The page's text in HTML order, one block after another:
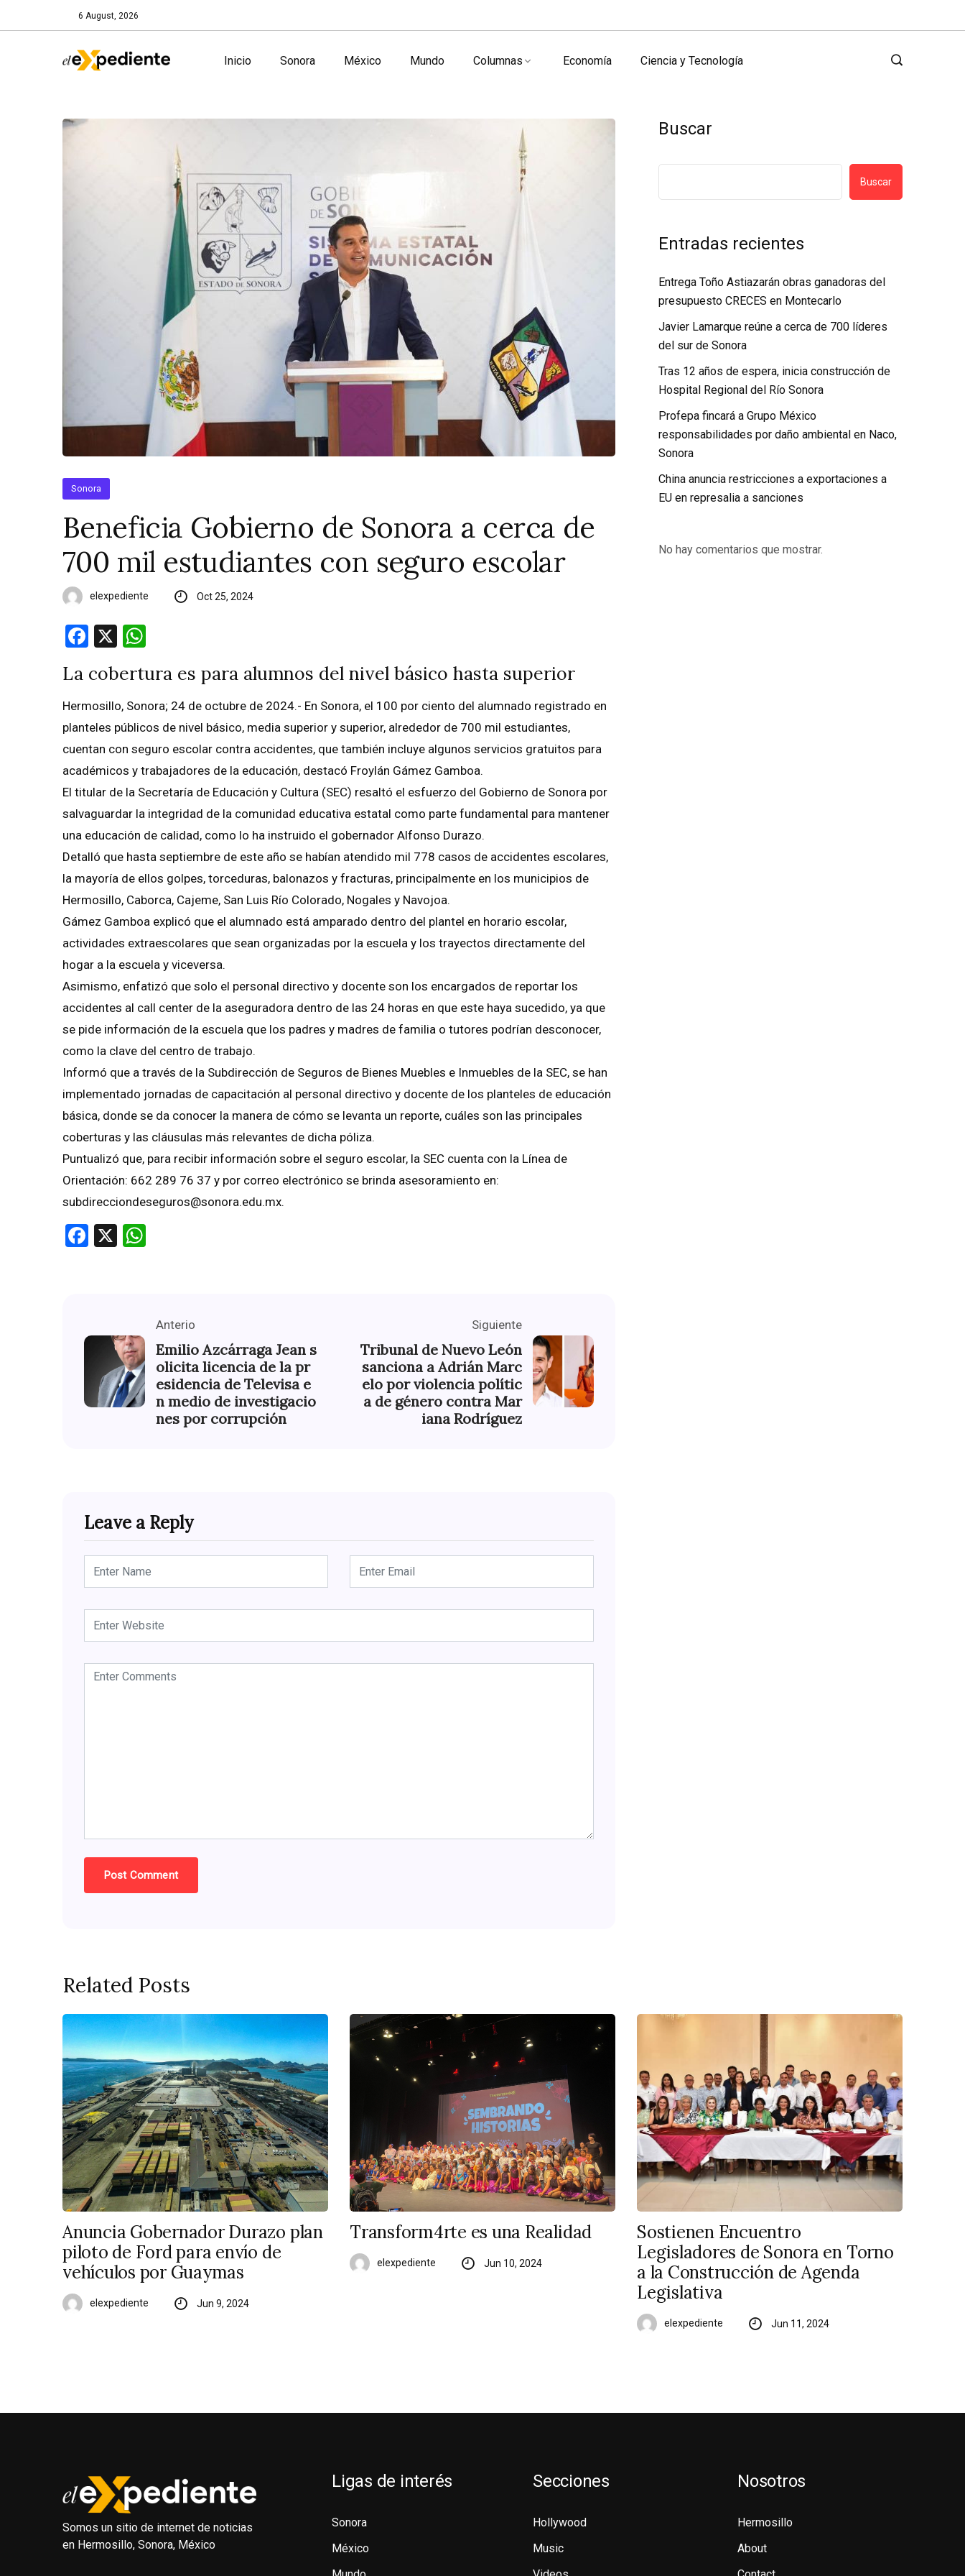
6 August, 2026
Inicio Sonora México Mundo Columnas Economía Ciencia y Tecnología
Sonora
Beneficia Gobierno de Sonora a cerca de
700 mil estudiantes con seguro escolar
elexpediente Oct 25, 2024
Facebook
X
La cobertura es para alumnos del nivel básico hasta superior
Hermosillo, Sonora; 24 de octubre de 2024.- En Sonora, el 100 por ciento del alumnado registrado en
planteles públicos de nivel básico, media superior y superior, alrededor de 700 mil estudiantes,
cuentan con seguro escolar contra accidentes, que también incluye algunos servicios gratuitos para
académicos y trabajadores de la educación, destacó Froylán Gámez Gamboa.
El titular de la Secretaría de Educación y Cultura (SEC) resaltó el esfuerzo del Gobierno de Sonora por
salvaguardar la integridad de la comunidad educativa estatal como parte fundamental para mantener
una educación de calidad, como lo ha instruido el gobernador Alfonso Durazo.
Detalló que hasta septiembre de este año se habían atendido mil 778 casos de accidentes escolares,
la mayoría de ellos golpes, torceduras, balonazos y fracturas, principalmente en los municipios de
Hermosillo, Caborca, Cajeme, San Luis Río Colorado, Nogales y Navojoa.
Gámez Gamboa explicó que el alumnado está amparado dentro del plantel en horario escolar,
actividades extraescolares que sean organizadas por la escuela y los trayectos directamente del
hogar a la escuela y viceversa.
Asimismo, enfatizó que solo el personal directivo y docente son los encargados de reportar los
accidentes al call center de la aseguradora dentro de las 24 horas en que este haya sucedido, ya que
se pide información de la escuela que los padres y madres de familia o tutores podrían desconocer,
como la clave del centro de trabajo.
Informó que a través de la Subdirección de Seguros de Bienes Muebles e Inmuebles de la SEC, se han
implementado jornadas de capacitación al personal directivo y docente de los planteles de educación
básica, donde se da conocer la manera de cómo se levanta un reporte, cuáles son las principales
coberturas y las cláusulas más relevantes de dicha póliza.
Puntualizó que, para recibir información sobre el seguro escolar, la SEC cuenta con la Línea de
Orientación: 662 289 76 37 y por correo electrónico se brinda asesoramiento en:
subdirecciondeseguros@sonora.edu.mx.
Facebook
X
Anterio
Emilio Azcárraga Jean s
olicita licencia de la pr
esidencia de Televisa e
n medio de investigacio
nes por corrupción
Siguiente
Tribunal de Nuevo León
sanciona a Adrián Marc
elo por violencia polític
a de género contra Mar
iana Rodríguez
Leave a Reply
Buscar
Buscar
Entradas recientes
Entrega Toño Astiazarán obras ganadoras del
presupuesto CRECES en Montecarlo
Javier Lamarque reúne a cerca de 700 líderes
del sur de Sonora
Tras 12 años de espera, inicia construcción de
Hospital Regional del Río Sonora
Profepa fincará a Grupo México
responsabilidades por daño ambiental en Naco,
Sonora
China anuncia restricciones a exportaciones a
EU en represalia a sanciones
No hay comentarios que mostrar.
Related Posts
Anuncia Gobernador Durazo plan
piloto de Ford para envío de
vehículos por Guaymas
elexpediente Jun 9, 2024
Transform4rte es una Realidad
elexpediente Jun 10, 2024
Sostienen Encuentro
Legisladores de Sonora en Torno
a la Construcción de Agenda
Legislativa
elexpediente Jun 11, 2024
Somos un sitio de internet de noticias
en Hermosillo, Sonora, México
Ligas de interés
Sonora
México
Secciones
Hollywood
Music
Nosotros
Hermosillo
About